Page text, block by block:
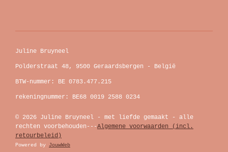
Juline Bruyneel
Polderstraat 48, 9500 Geraardsbergen - België
BTW-nummer: BE 0783.477.215
rekeningnummer: BE68 0019 2588 0234
© 2026 Juline Bruyneel - met liefde gemaakt - alle
rechten voorbehouden---Algemene voorwaarden (incl.
retourbeleid)
Powered by JouwWeb